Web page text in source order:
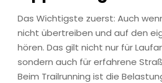
Das Wichtigste zuerst: Auch
nicht übertreiben und auf den
hören. Das gilt nicht nur für
sondern auch für erfahrene
Beim Trailrunning ist die